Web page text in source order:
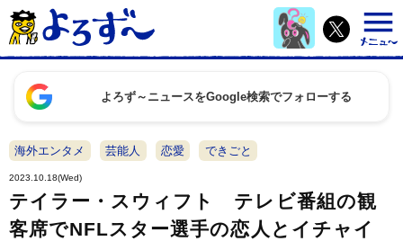
よろず～ニュースをGoogle検索でフォローする
海外エンタメ 芸能人 恋愛 できごと
2023.10.18(Wed)
テイラー・スウィフト テレビ番組の観
客席でNFLスター選手の恋人とイチャイ